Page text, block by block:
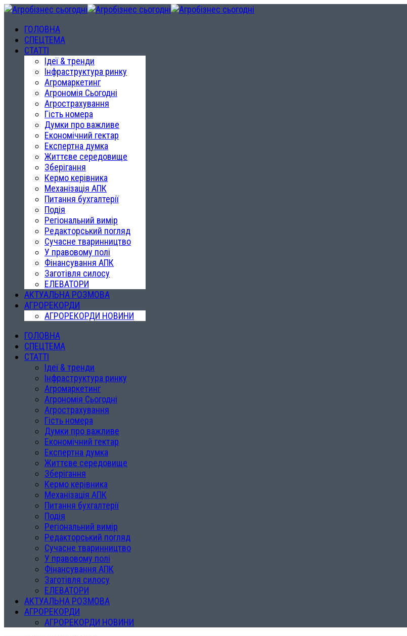
ГОЛОВНА
СПЕЦТЕМА
СТАТТІ
Ідеї & тренди
Інфраструктура ринку
Агромаркетинг
Агрономія Сьогодні
Агрострахування
Гість номера
Думки про важливе
Економічний гектар
Експертна думка
Життєве середовище
Зберігання
Кермо керівника
Механізація АПК
Питання бухгалтерії
Подія
Регіональний вимір
Редакторський погляд
Сучасне тваринництво
У правовому полі
Фінансування АПК
Заготівля силосу
ЕЛЕВАТОРИ
АКТУАЛЬНА РОЗМОВА
АГРОРЕКОРДИ
АГРОРЕКОРДИ НОВИНИ
ГОЛОВНА
СПЕЦТЕМА
СТАТТІ
Ідеї & тренди
Інфраструктура ринку
Агромаркетинг
Агрономія Сьогодні
Агрострахування
Гість номера
Думки про важливе
Економічний гектар
Експертна думка
Життєве середовище
Зберігання
Кермо керівника
Механізація АПК
Питання бухгалтерії
Подія
Регіональний вимір
Редакторський погляд
Сучасне тваринництво
У правовому полі
Фінансування АПК
Заготівля силосу
ЕЛЕВАТОРИ
АКТУАЛЬНА РОЗМОВА
АГРОРЕКОРДИ
АГРОРЕКОРДИ НОВИНИ